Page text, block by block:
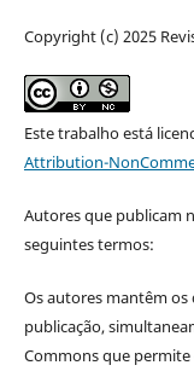
Copyright (c) 2025
Este trabalho está
Attribution-
Autores que publicam
seguintes termos:
Os autores mantêm
publicação,
Commons que